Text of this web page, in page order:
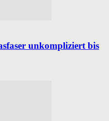
unkompliziert bis